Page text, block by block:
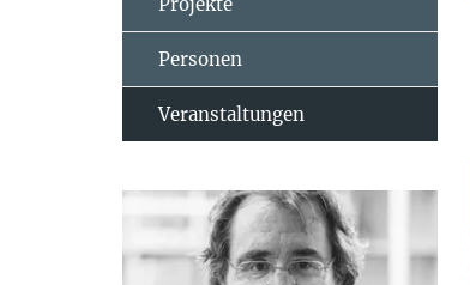
Personen
Veranstaltungen